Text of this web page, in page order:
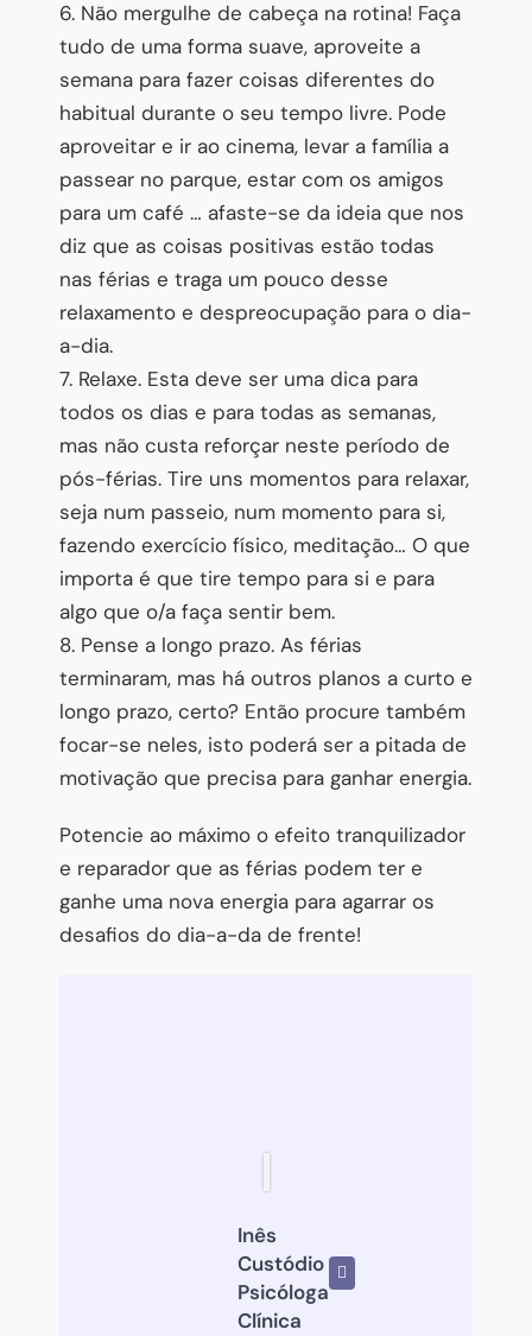
6. Não mergulhe de cabeça na rotina! Faça
tudo de uma forma suave, aproveite a
semana para fazer coisas diferentes do
habitual durante o seu tempo livre. Pode
aproveitar e ir ao cinema, levar a família a
passear no parque, estar com os amigos
para um café … afaste-se da ideia que nos
diz que as coisas positivas estão todas
nas férias e traga um pouco desse
relaxamento e despreocupação para o dia-
a-dia.
7. Relaxe. Esta deve ser uma dica para
todos os dias e para todas as semanas,
mas não custa reforçar neste período de
pós-férias. Tire uns momentos para relaxar,
seja num passeio, num momento para si,
fazendo exercício físico, meditação… O que
importa é que tire tempo para si e para
algo que o/a faça sentir bem.
8. Pense a longo prazo. As férias
terminaram, mas há outros planos a curto e
longo prazo, certo? Então procure também
focar-se neles, isto poderá ser a pitada de
motivação que precisa para ganhar energia.
Potencie ao máximo o efeito tranquilizador
e reparador que as férias podem ter e
ganhe uma nova energia para agarrar os
desafios do dia-a-da de frente!
Inês
Custódio
Psicóloga
Clínica